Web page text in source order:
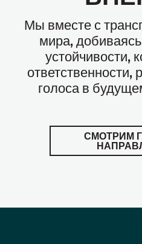
Мы вместе с
мира,
устойчивости,
ответственности,
голоса в
СМОТРИМ